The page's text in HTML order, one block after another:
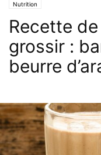
Nutrition
Recette
grossir :
beurre